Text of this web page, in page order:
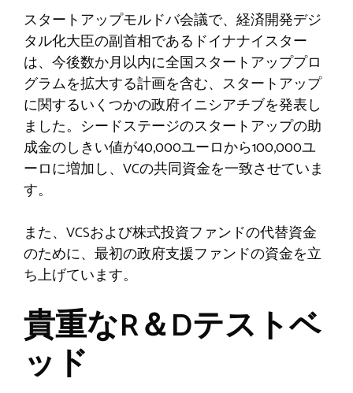
スタートアップモルドバ会議で、経済開発デジ
タル化大臣の副首相であるドイナナイスター
は、今後数か月以内に全国スタートアッププロ
グラムを拡大する計画を含む、スタートアップ
に関するいくつかの政府イニシアチブを発表し
ました。シードステージのスタートアップの助
成金のしきい値が40,000ユーロから100,000ユ
ーロに増加し、VCの共同資金を一致させていま
す。
また、VCSおよび株式投資ファンドの代替資金
のために、最初の政府支援ファンドの資金を立
ち上げています。
貴重なR＆Dテストベ
ッド